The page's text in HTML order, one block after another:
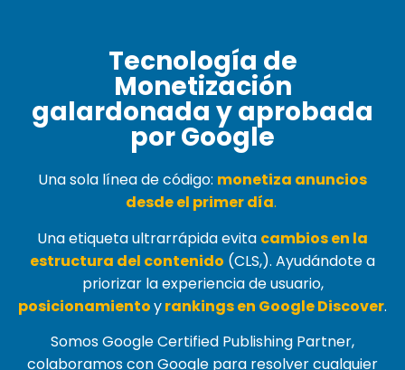
Tecnología de
Monetización
galardonada y aprobada
por Google
Una sola línea de código: monetiza anuncios
desde el primer día.
Una etiqueta ultrarrápida evita cambios en la
estructura del contenido (CLS,). Ayudándote a
priorizar la experiencia de usuario,
posicionamientoyrankings en Google Discover.
Somos Google Certified Publishing Partner,
colaboramos con Google para resolver cualquier